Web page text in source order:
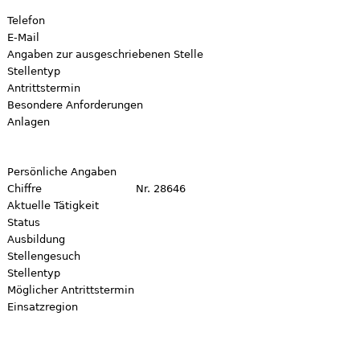
Telefon
E-Mail
Angaben zur ausgeschriebenen Stelle
Stellentyp
Antrittstermin
Besondere Anforderungen
Anlagen
Persönliche Angaben
Chiffre
Nr. 28646
Aktuelle Tätigkeit
Status
Ausbildung
Stellengesuch
Stellentyp
Möglicher Antrittstermin
Einsatzregion